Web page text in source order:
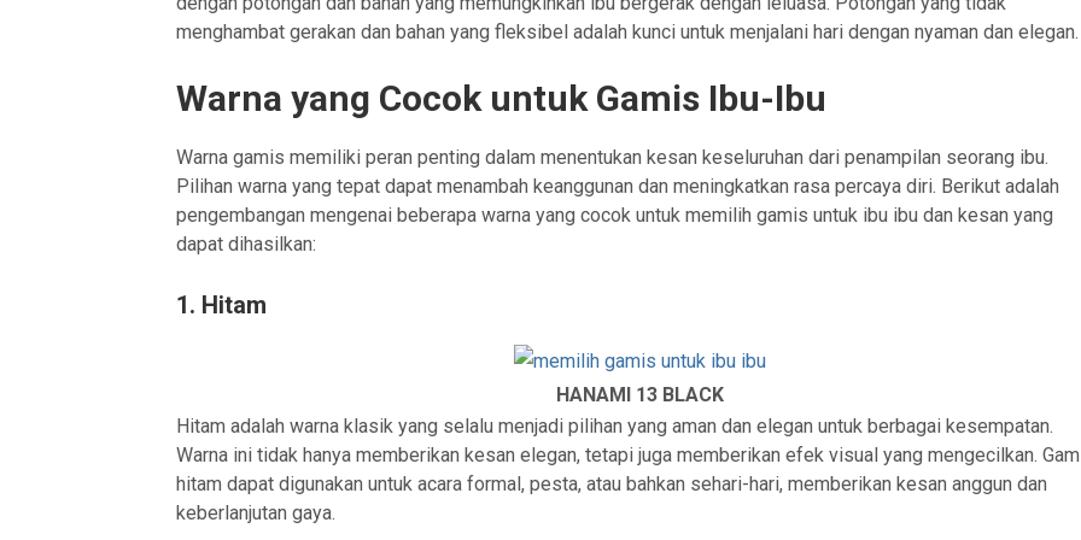
menghambat gerakan dan bahan yang fleksibel adalah kunci untuk menjalani hari dengan nyaman dan elegan.
Warna yang Cocok untuk Gamis Ibu-Ibu
Warna gamis memiliki peran penting dalam menentukan kesan keseluruhan dari penampilan seorang ibu.
Pilihan warna yang tepat dapat menambah keanggunan dan meningkatkan rasa percaya diri. Berikut adalah
pengembangan mengenai beberapa warna yang cocok untuk memilih gamis untuk ibu ibu dan kesan yang
dapat dihasilkan:
1. Hitam
HANAMI 13 BLACK
Hitam adalah warna klasik yang selalu menjadi pilihan yang aman dan elegan untuk berbagai kesempatan.
Warna ini tidak hanya memberikan kesan elegan, tetapi juga memberikan efek visual yang mengecilkan.
hitam dapat digunakan untuk acara formal, pesta, atau bahkan sehari-hari, memberikan kesan anggun dan
keberlanjutan gaya.